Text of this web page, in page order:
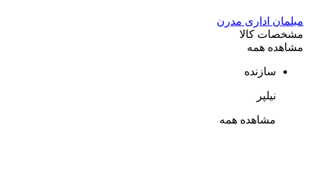
مبلمان اداری مدرن
مشخصات کالا
مشاهده همه
سازنده
نیلپر
مشاهده همه